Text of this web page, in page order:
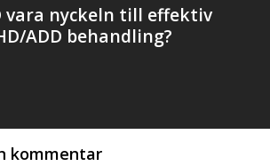
vara nyckeln till effektiv
ADD behandling?
kommentar